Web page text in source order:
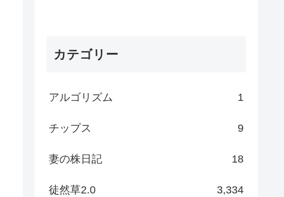
カテゴリー
アルゴリズム 1
チップス 9
妻の株日記 18
徒然草2.0 3,334